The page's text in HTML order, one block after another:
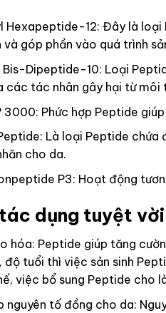
Hexapeptide-12: Đây là loại
và góp phần vào quá trình
Dipeptide-10: Loại
các tác nhân gây hại từ môi
3000: Phức hợp Peptide
Là loại Peptide
cho da.
P3: Hoạt động
dụng tuyệt
hóa: Peptide giúp tăng
độ tuổi thì việc sản sinh
việc bổ sung Peptide cho
nguyên tố đồng cho da: